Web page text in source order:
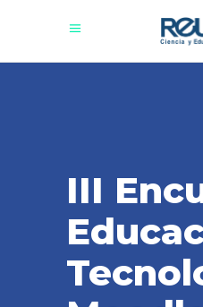
III